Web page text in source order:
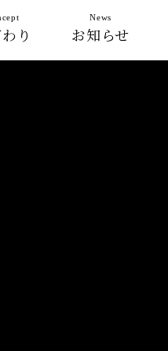
り お知らせ
News